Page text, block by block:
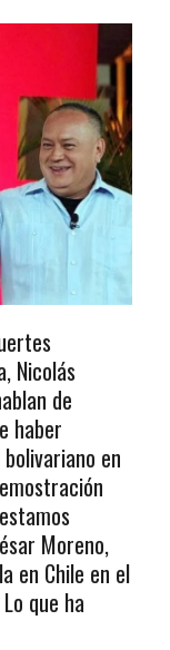
Nicolás
de
haber
en
Moreno,
en Chile en el
que ha